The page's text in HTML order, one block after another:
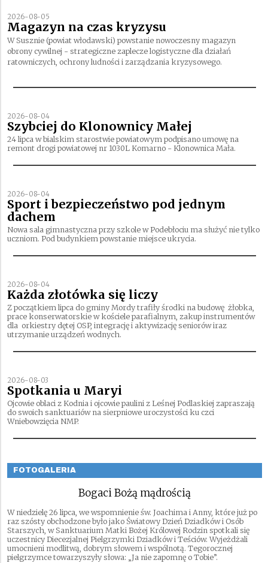
2026-08-05
Magazyn na czas kryzysu
W Susznie (powiat włodawski) powstanie nowoczesny magazyn
obrony cywilnej - strategiczne zaplecze logistyczne dla działań
ratowniczych, ochrony ludności i zarządzania kryzysowego.
2026-08-04
Szybciej do Klonownicy Małej
24 lipca w bialskim starostwie powiatowym podpisano umowę na
remont drogi powiatowej nr 1030L Komarno - Klonownica Mała.
2026-08-04
Sport i bezpieczeństwo pod jednym
dachem
Nowa sala gimnastyczna przy szkole w Podebłociu ma służyć nie tylko
uczniom. Pod budynkiem powstanie miejsce ukrycia.
2026-08-04
Każda złotówka się liczy
Z początkiem lipca do gminy Mordy trafiły środki na budowę żłobka,
prace konserwatorskie w kościele parafialnym, zakup instrumentów
dla orkiestry dętej OSP, integrację i aktywizację seniorów iraz
utrzymanie urządzeń wodnych.
2026-08-03
Spotkania u Maryi
Ojcowie oblaci z Kodnia i ojcowie paulini z Leśnej Podlaskiej zapraszają
do swoich sanktuariów na sierpniowe uroczystości ku czci
Wniebowzięcia NMP.
FOTOGALERIA
Bogaci Bożą mądrością
W niedzielę 26 lipca, we wspomnienie św. Joachima i Anny, które już po
raz szósty obchodzone było jako Światowy Dzień Dziadków i Osób
Starszych, w Sanktuarium Matki Bożej Królowej Rodzin spotkali się
uczestnicy Diecezjalnej Pielgrzymki Dziadków i Teściów. Wyjeżdżali
umocnieni modlitwą, dobrym słowem i wspólnotą. Tegorocznej
pielgrzymce towarzyszyły słowa: „Ja nie zapomnę o Tobie”.